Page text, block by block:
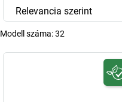
Relevancia szerint
Modell száma:32